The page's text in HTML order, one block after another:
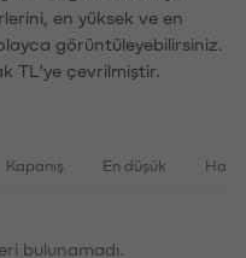
en yüksek ve en
görüntüleyebilirsiniz.
TL'ye çevrilmiştir.
Kapanış En düşük
bulunamadı.